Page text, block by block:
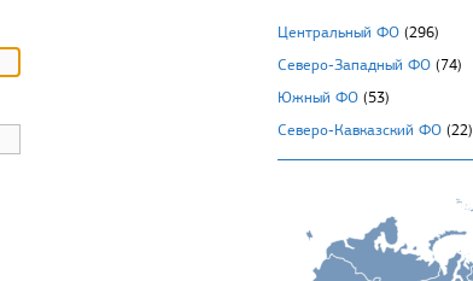
Центральный ФО (296)
Северо-Западный ФО (74)
Южный ФО (53)
Северо-Кавказский ФО (22)